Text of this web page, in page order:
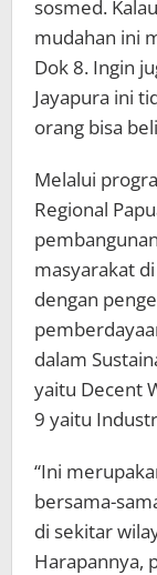
sosmed.
mudahan ini
Dok 8. Ingin
Jayapura ini
orang bisa
Melalui
Regional
masyarakat
dengan
dalam
yaitu Decent
9 yaitu
“Ini
bersama-
di sekitar
Harapannya,